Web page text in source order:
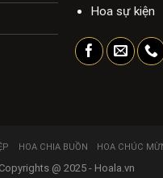
Hoa sự kiện
HOA CHIA BUỒN HOA CHÚC
Copyrights @ 2025 - Hoala.vn